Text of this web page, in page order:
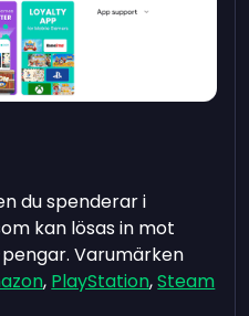
du spenderar i
kan lösas in mot
Varumärken
, PlayStation,Steam